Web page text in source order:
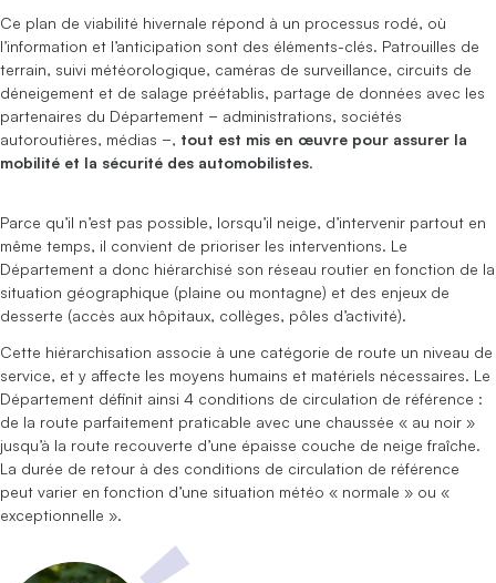
Ce plan de viabilité hivernale répond à un processus rodé, où
l’information et l’anticipation sont des éléments-clés. Patrouilles de
terrain, suivi météorologique, caméras de surveillance, circuits de
déneigement et de salage préétablis, partage de données avec les
partenaires du Département − administrations, sociétés
autoroutières, médias −, tout est mis en œuvre pour assurer la
mobilité et la sécurité des automobilistes.
Parce qu’il n’est pas possible, lorsqu’il neige, d’intervenir partout en
même temps, il convient de prioriser les interventions. Le
Département a donc hiérarchisé son réseau routier en fonction de la
situation géographique (plaine ou montagne) et des enjeux de
desserte (accès aux hôpitaux, collèges, pôles d’activité).
Cette hiérarchisation associe à une catégorie de route un niveau de
service, et y affecte les moyens humains et matériels nécessaires. Le
Département définit ainsi 4 conditions de circulation de référence :
de la route parfaitement praticable avec une chaussée « au noir »
jusqu’à la route recouverte d’une épaisse couche de neige fraîche.
La durée de retour à des conditions de circulation de référence
peut varier en fonction d’une situation météo « normale » ou «
exceptionnelle ».